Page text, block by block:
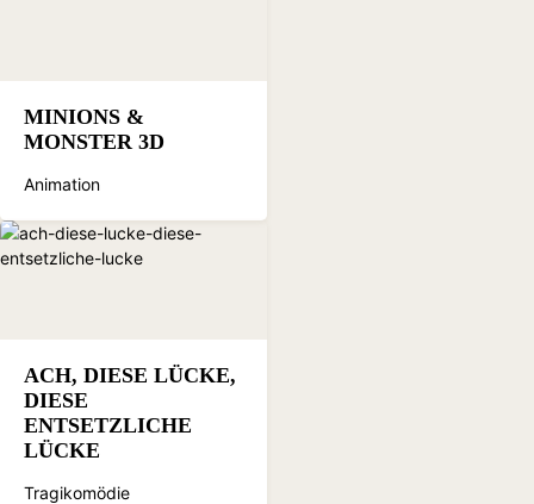
MINIONS &
MONSTER 3D
Animation
ACH, DIESE LÜCKE,
DIESE
ENTSETZLICHE
LÜCKE
Tragikomödie